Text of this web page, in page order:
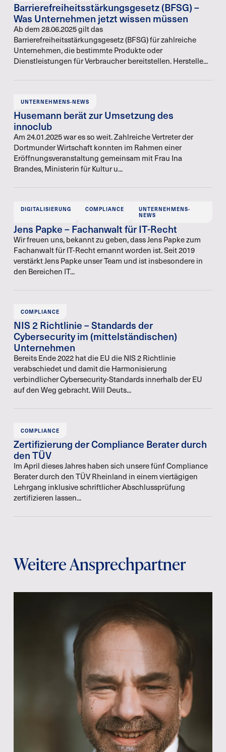
Barrierefreiheitsstärkungsgesetz (BFSG) –
Was Unternehmen jetzt wissen müssen
Ab dem 28.06.2025 gilt das
Barrierefreiheitsstärkungsgesetz (BFSG) für zahlreiche
Unternehmen, die bestimmte Produkte oder
Dienstleistungen für Verbraucher bereitstellen. Herstelle...
UNTERNEHMENS-NEWS
Husemann berät zur Umsetzung des
innoclub
Am 24.01.2025 war es so weit. Zahlreiche Vertreter der
Dortmunder Wirtschaft konnten im Rahmen einer
Eröffnungsveranstaltung gemeinsam mit Frau Ina
Brandes, Ministerin für Kultur u...
DIGITALISIERUNG COMPLIANCE
UNTERNEHMENS-
NEWS
Jens Papke – Fachanwalt für IT-Recht
Wir freuen uns, bekannt zu geben, dass Jens Papke zum
Fachanwalt für IT-Recht ernannt worden ist. Seit 2019
verstärkt Jens Papke unser Team und ist insbesondere in
den Bereichen IT...
COMPLIANCE
NIS 2 Richtlinie – Standards der
Cybersecurity im (mittelständischen)
Unternehmen
Bereits Ende 2022 hat die EU die NIS 2 Richtlinie
verabschiedet und damit die Harmonisierung
verbindlicher Cybersecurity-Standards innerhalb der EU
auf den Weg gebracht. Will Deuts...
COMPLIANCE
Zertifizierung der Compliance Berater durch
den TÜV
Im April dieses Jahres haben sich unsere fünf Compliance
Berater durch den TÜV Rheinland in einem viertägigen
Lehrgang inklusive schriftlicher Abschlussprüfung
zertifizieren lassen...
Weitere Ansprechpartner